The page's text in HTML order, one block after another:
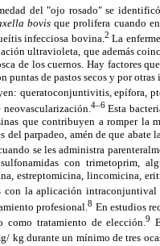
del "ojo rosado" se identificó
bovisque prolifera cuando
infecciosa bovina. 2 La
ultravioleta, que además
de los cuernos. Hay factores
de pastos secos y por
queratoconjuntivitis, epífora,
4–6Esta
que contribuyen a romper la
parpadeo, amén de que abate
se les administra
con trimetoprim,
estreptomicina, lincomicina,
con la aplicación
profesional.8 En estudios
como tratamiento de elección.9
kg durante un mínimo de tres